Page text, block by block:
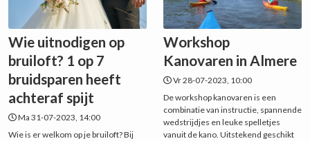
Wie uitnodigen op
bruiloft? 1 op 7
bruidsparen heeft
achteraf spijt
Ma 31-07-2023, 14:00
Wie is er welkom op je bruiloft? Bij
Workshop
Kanovaren in Almere
Vr 28-07-2023, 10:00
De workshop kanovaren is een
combinatie van instructie, spannende
wedstrijdjes en leuke spelletjes
vanuit de kano. Uitstekend geschikt